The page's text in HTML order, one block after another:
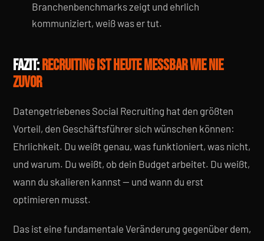
Branchenbenchmarks zeigt und ehrlich
kommuniziert, weiß was er tut.
FAZIT:RECRUITING IST HEUTE MESSBAR WIE NIE
ZUVOR
Datengetriebenes Social Recruiting hat den größten
Vorteil, den Geschäftsführer sich wünschen können:
Ehrlichkeit. Du weißt genau, was funktioniert, was nicht,
und warum. Du weißt, ob dein Budget arbeitet. Du weißt,
wann du skalieren kannst — und wann du erst
optimieren musst.
Das ist eine fundamentale Veränderung gegenüber dem,